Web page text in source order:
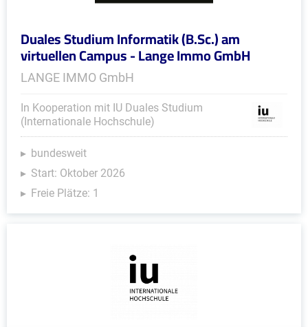
Duales Studium Informatik (B.Sc.) am
virtuellen Campus - Lange Immo GmbH
LANGE IMMO GmbH
In Kooperation mit IU Duales Studium
(Internationale Hochschule)
bundesweit
Start: Oktober 2026
Freie Plätze: 1